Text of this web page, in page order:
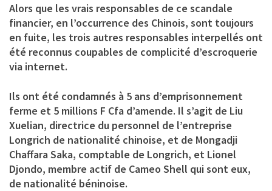
Alors que les vrais responsables de ce scandale
financier, en l’occurrence des Chinois, sont toujours
en fuite, les trois autres responsables interpellés ont
été reconnus coupables de complicité d’escroquerie
via internet.
Ils ont été condamnés à 5 ans d’emprisonnement
ferme et 5 millions F Cfa d’amende. Il s’agit de Liu
Xuelian, directrice du personnel de l’entreprise
Longrich de nationalité chinoise, et de Mongadji
Chaffara Saka, comptable de Longrich, et Lionel
Djondo, membre actif de Cameo Shell qui sont eux,
de nationalité béninoise.